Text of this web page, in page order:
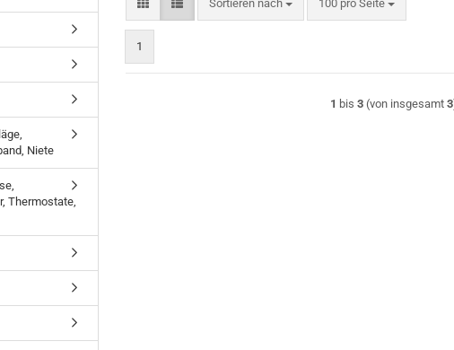
Sortieren nach 100 pro Seite
1
1 bis 3(von insgesamt 3
Niete
Thermostate,